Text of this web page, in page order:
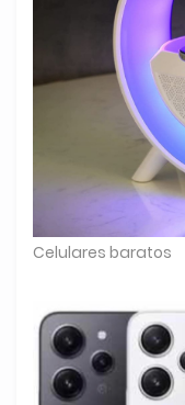
Celulares baratos